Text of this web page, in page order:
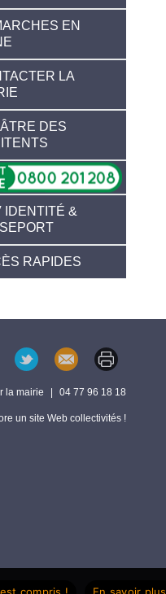
EN
LA
DES
IDENTITÉ &
RAPIDES
la mairie 04 77 96 18 18
un site Web collectivités !